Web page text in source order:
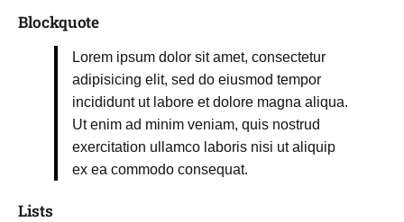
Blockquote
Lorem ipsum dolor sit amet, consectetur
adipisicing elit, sed do eiusmod tempor
incididunt ut labore et dolore magna aliqua.
Ut enim ad minim veniam, quis nostrud
exercitation ullamco laboris nisi ut aliquip
ex ea commodo consequat.
Lists